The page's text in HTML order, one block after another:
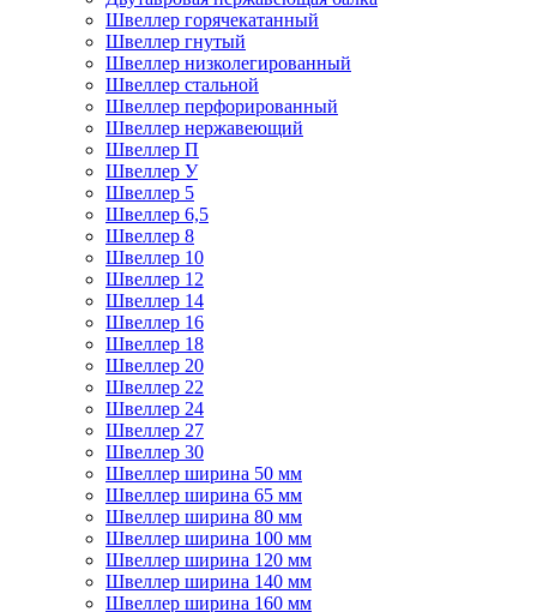
Швеллер горячекатанный
Швеллер гнутый
Швеллер низколегированный
Швеллер стальной
Швеллер перфорированный
Швеллер нержавеющий
Швеллер П
Швеллер У
Швеллер 5
Швеллер 6,5
Швеллер 8
Швеллер 10
Швеллер 12
Швеллер 14
Швеллер 16
Швеллер 18
Швеллер 20
Швеллер 22
Швеллер 24
Швеллер 27
Швеллер 30
Швеллер ширина 50 мм
Швеллер ширина 65 мм
Швеллер ширина 80 мм
Швеллер ширина 100 мм
Швеллер ширина 120 мм
Швеллер ширина 140 мм
Швеллер ширина 160 мм